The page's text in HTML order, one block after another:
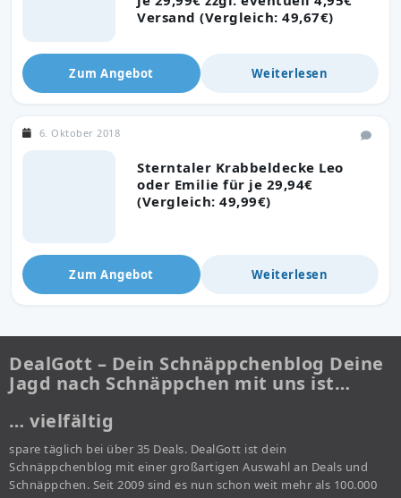
Versand (Vergleich: 49,67€)
Zum Angebot Weiterlesen
Sterntaler Krabbeldecke Leo
oder Emilie für je 29,94€
(Vergleich: 49,99€)
6. Oktober 2018
Zum Angebot Weiterlesen
DealGott – Dein Schnäppchenblog Deine
Jagd nach Schnäppchen mit uns ist…
… vielfältig
spare täglich bei über 35 Deals. DealGott ist dein
Schnäppchenblog mit einer großartigen Auswahl an Deals und
Schnäppchen. Seit 2009 sind es nun schon weit mehr als 100.000